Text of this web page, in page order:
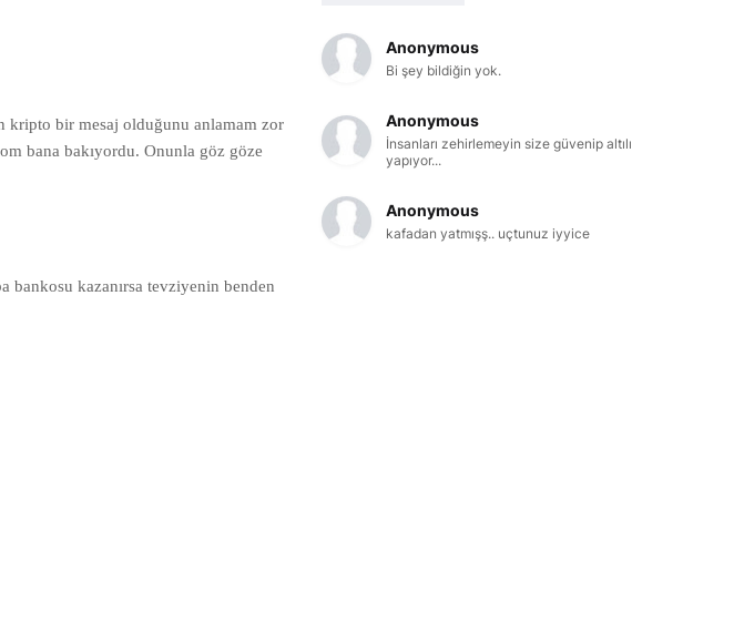
kripto bir mesaj olduğunu anlamam zor
bana bakıyordu. Onunla göz göze
bankosu kazanırsa tevziyenin benden
Anonymous
Bi şey bildiğin yok.
Anonymous
İnsanları zehirlemeyin size güvenip altılı
yapıyor...
Anonymous
kafadan yatmışş.. uçtunuz iyyice